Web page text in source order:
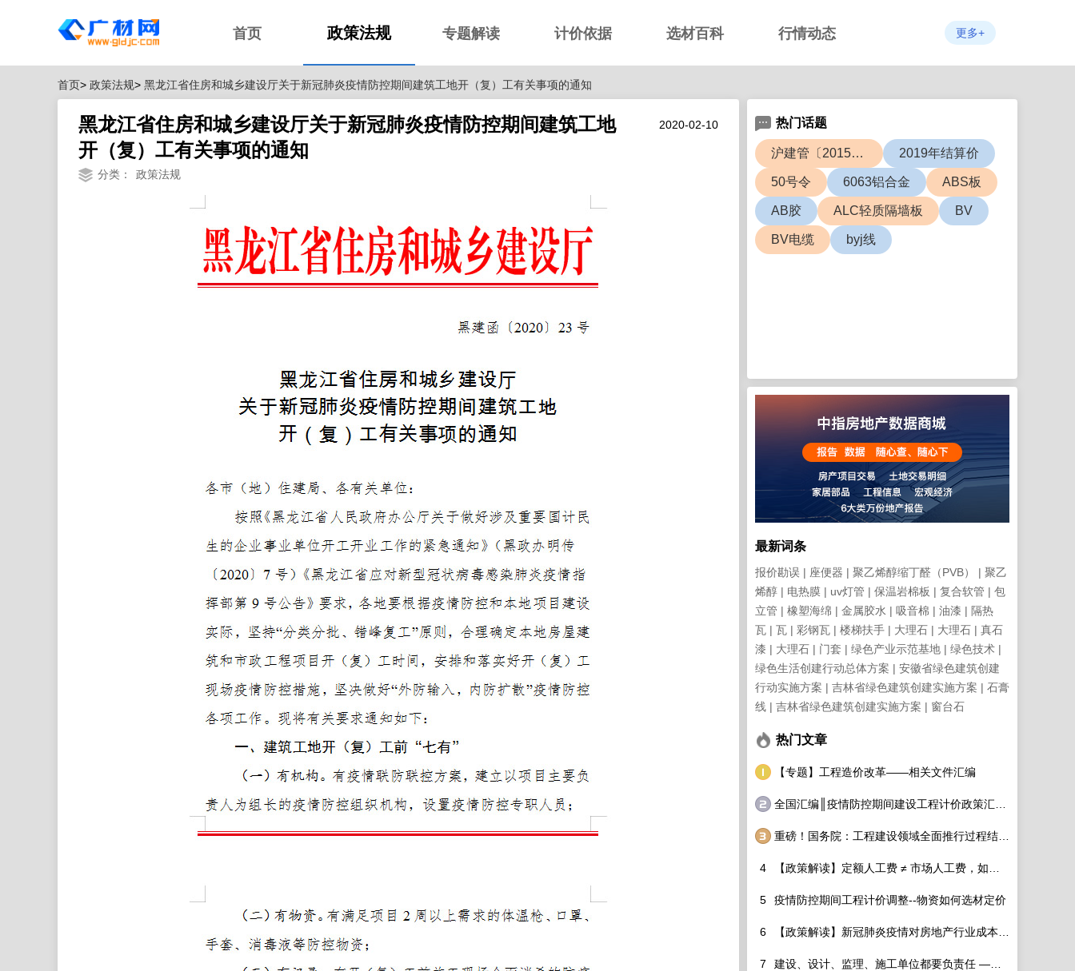
首页 政策法规 专题解读 计价依据 选材百科 行情动态 更多+
首页> 政策法规> 黑龙江省住房和城乡建设厅关于新冠肺炎疫情防控期间建筑工地开（复）工有关事项的通知
黑龙江省住房和城乡建设厅关于新冠肺炎疫情防控期间建筑工地
开（复）工有关事项的通知
2020-02-10
分类： 政策法规
热门话题
沪建管〔2015〕726号 2019年结算价
50号令 6063铝合金 ABS板
AB胶 ALC轻质隔墙板 BV
BV电缆 byj线
最新词条
报价勘误 座便器 聚乙烯醇缩丁醛（PVB）
聚乙
烯醇
电热膜 uv灯管 保温岩棉板 复合软管
包
立管
橡塑海绵 金属胶水 吸音棉 油漆
隔热
瓦
瓦 彩钢瓦 楼梯扶手 大理石 大理石
真石
漆
大理石 门套 绿色产业示范基地
绿色技术
绿色生活创建行动总体方案
安徽省绿色建筑创建
行动实施方案
吉林省绿色建筑创建实施方案
石膏
线
吉林省绿色建筑创建实施方案 窗台石
热门文章
【专题】工程造价改革——相关文件汇编
4
5 疫情防控期间工程计价调整--物资如何选材定价
6
7